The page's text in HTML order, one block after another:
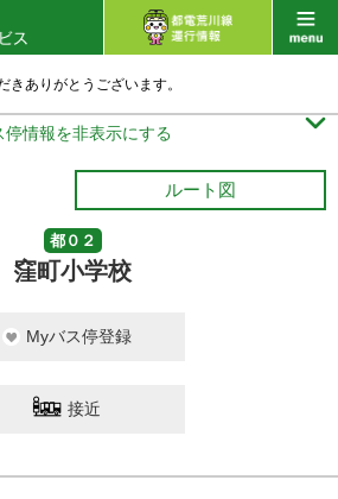
きありがとうございます。
停情報を非表示にする 
ルート図
都０２
窪町小学校
Myバス停登録
接近